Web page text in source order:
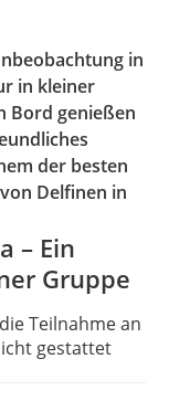
in
in kleiner
Bord genießen
der besten
Delfinen in
– Ein
Gruppe
Teilnahme an
gestattet